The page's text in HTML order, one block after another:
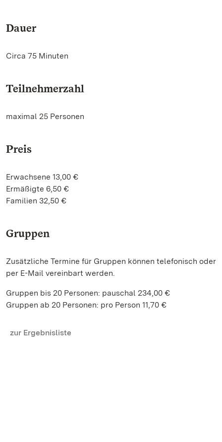
Dauer
Circa 75 Minuten
Teilnehmerzahl
maximal 25 Personen
Preis
Erwachsene 13,00 €
Ermäßigte 6,50 €
Familien 32,50 €
Gruppen
Zusätzliche Termine für Gruppen können telefonisch oder
per E-Mail vereinbart werden.
Gruppen bis 20 Personen: pauschal 234,00 €
Gruppen ab 20 Personen: pro Person 11,70 €
zur Ergebnisliste